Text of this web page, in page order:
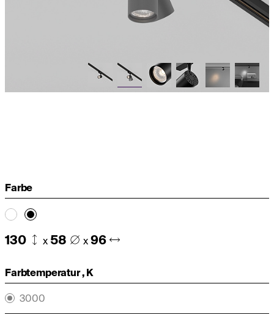
Farbe
130 x 58 x 96
Farbtemperatur , K
3000